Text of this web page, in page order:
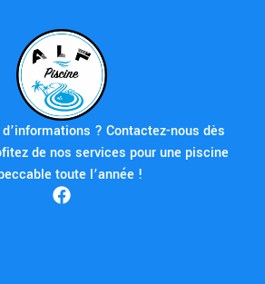
d’informations ? Contactez-nous dès
de nos services pour une piscine
toute l’année !